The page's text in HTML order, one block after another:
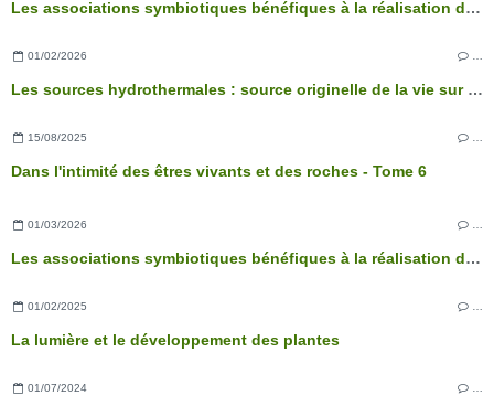
Les associations symbiotiques bénéfiques à la réalisation des fonctions physiologiques de l’arbre
01/02/2026
Les sources hydrothermales : source originelle de la vie sur Terre ?
15/08/2025
Dans l'intimité des êtres vivants et des roches - Tome 6
01/03/2026 …
Les associations symbiotiques bénéfiques à la réalisation des fonctions physiologiques de l’arbre
01/02/2025
La lumière et le développement des plantes
01/07/2024